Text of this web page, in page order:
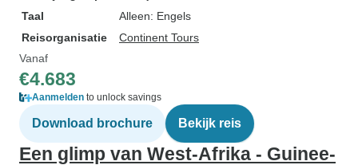
Taal
Alleen: Engels
Reisorganisatie
Continent Tours
Vanaf
€4.683
Aanmelden to unlock savings
Download brochure Bekijk reis
Een glimp van West-Afrika - Guinee-